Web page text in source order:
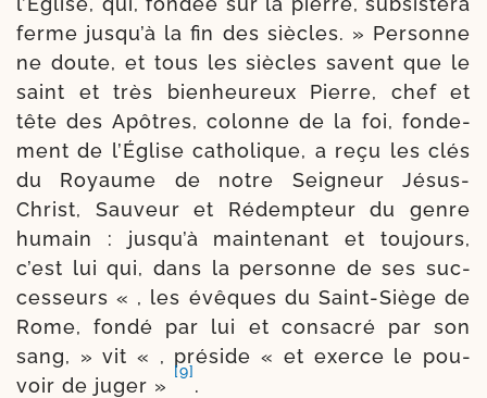
ferme jus­qu’à la fin des siècles. » Personne
ne doute, et tous les siècles savent que le
saint et très bien­heu­reux Pierre, chef et
tête des Apôtres, colonne de la foi, fon­de­
ment de l’Église catho­lique, a reçu les clés
du Royaume de notre Seigneur Jésus-​
Christ, Sauveur et Rédempteur du genre
humain : jus­qu’à main­te­nant et tou­jours,
c’est lui qui, dans la per­sonne de ses suc­
ces­seurs « , les évêques du Saint-​Siège de
Rome, fon­dé par lui et consa­cré par son
sang, » vit « , pré­side « et exerce le pou­
voir de juger »
[9]
.